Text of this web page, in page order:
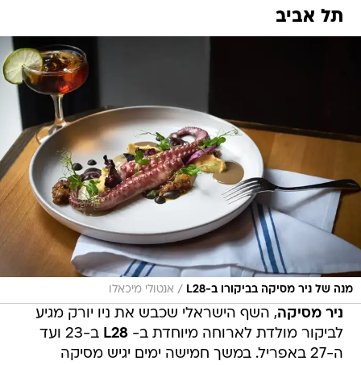
תל אביב
מנה של ניר מסיקה בביקורו ב-L28 / אנטולי מיכאלו
ניר מסיקה, השף הישראלי שכבש את ניו יורק מגיע
לביקור מולדת לארוחה מיוחדת ב-L28
ב-23 ועד
ה-27 באפריל. במשך חמישה ימים יגיש מסיקה